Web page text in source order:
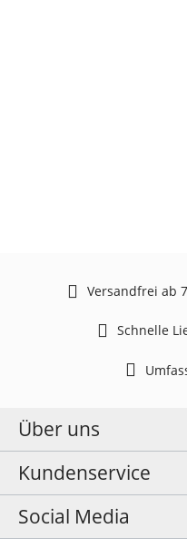
Versandfrei ab
Schnelle
Über uns
Kundenservice
Social Media